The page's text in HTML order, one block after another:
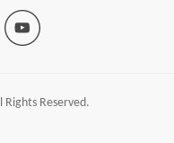
Reserved.